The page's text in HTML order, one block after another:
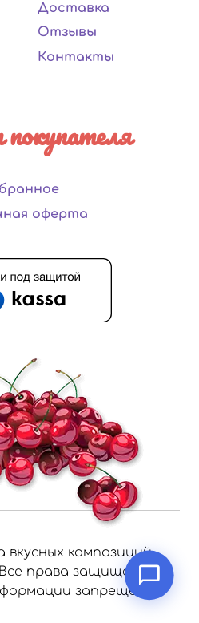
Доставка
Отзывы
Контакты
оферта
вкусных композиций
права защищены.
запрещено.